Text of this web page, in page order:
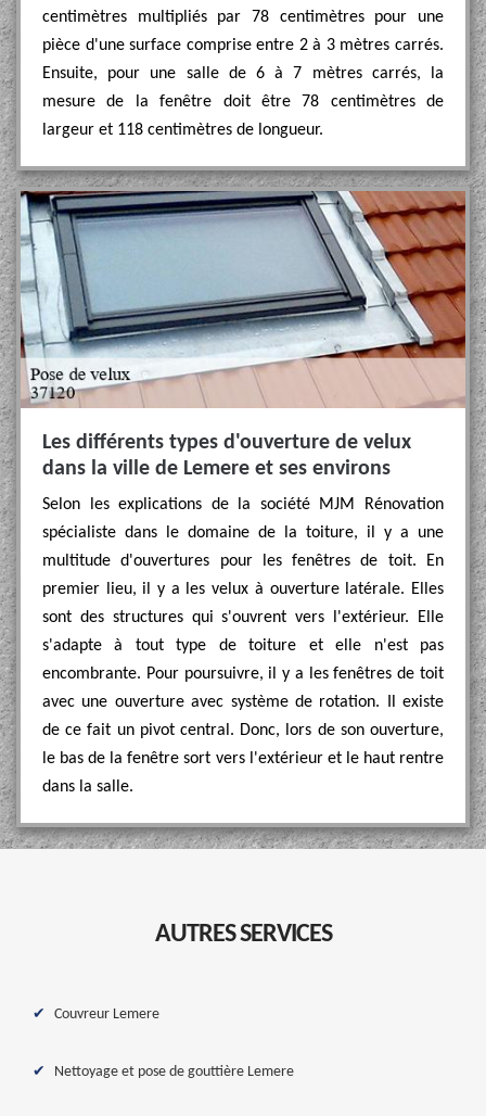
centimètres multipliés par 78 centimètres pour une
pièce d'une surface comprise entre 2 à 3 mètres carrés.
Ensuite, pour une salle de 6 à 7 mètres carrés, la
mesure de la fenêtre doit être 78 centimètres de
largeur et 118 centimètres de longueur.
Les différents types d'ouverture de velux
dans la ville de Lemere et ses environs
Selon les explications de la société MJM Rénovation
spécialiste dans le domaine de la toiture, il y a une
multitude d'ouvertures pour les fenêtres de toit. En
premier lieu, il y a les velux à ouverture latérale. Elles
sont des structures qui s'ouvrent vers l'extérieur. Elle
s'adapte à tout type de toiture et elle n'est pas
encombrante. Pour poursuivre, il y a les fenêtres de toit
avec une ouverture avec système de rotation. Il existe
de ce fait un pivot central. Donc, lors de son ouverture,
le bas de la fenêtre sort vers l'extérieur et le haut rentre
dans la salle.
AUTRES SERVICES
Couvreur Lemere
Nettoyage et pose de gouttière Lemere